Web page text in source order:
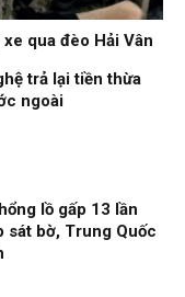
qua đèo Hải Vân
trả lại tiền thừa
ngoài
lồ gấp 13 lần
sát bờ, Trung Quốc